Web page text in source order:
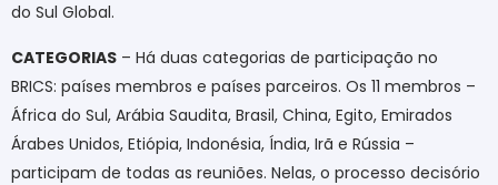
do Sul Global.
CATEGORIAS – Há duas categorias de participação no
BRICS: países membros e países parceiros. Os 11 membros –
África do Sul, Arábia Saudita, Brasil, China, Egito, Emirados
Árabes Unidos, Etiópia, Indonésia, Índia, Irã e Rússia –
participam de todas as reuniões. Nelas, o processo decisório